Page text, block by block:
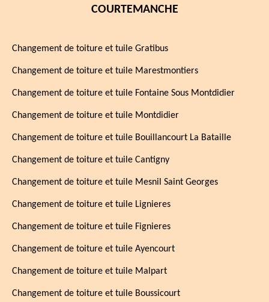
COURTEMANCHE
Changement de toiture et tuile Gratibus
Changement de toiture et tuile Marestmontiers
Changement de toiture et tuile Fontaine Sous Montdidier
Changement de toiture et tuile Montdidier
Changement de toiture et tuile Bouillancourt La Bataille
Changement de toiture et tuile Cantigny
Changement de toiture et tuile Mesnil Saint Georges
Changement de toiture et tuile Lignieres
Changement de toiture et tuile Fignieres
Changement de toiture et tuile Ayencourt
Changement de toiture et tuile Malpart
Changement de toiture et tuile Boussicourt